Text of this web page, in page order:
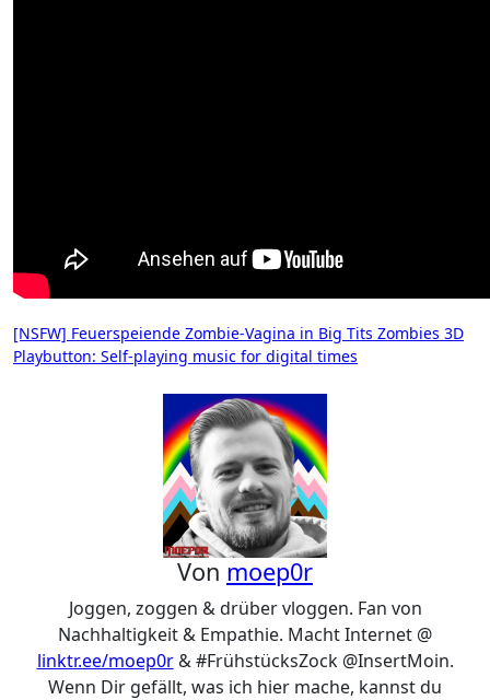
Beitragsnavigation
[NSFW] Feuerspeiende Zombie-Vagina in Big Tits Zombies 3D
Playbutton: Self-playing music for digital times
Von moep0r
Joggen, zoggen & drüber vloggen. Fan von
Nachhaltigkeit & Empathie. Macht Internet @
linktr.ee/moep0r& #FrühstücksZock @InsertMoin.
Wenn Dir gefällt, was ich hier mache, kannst du